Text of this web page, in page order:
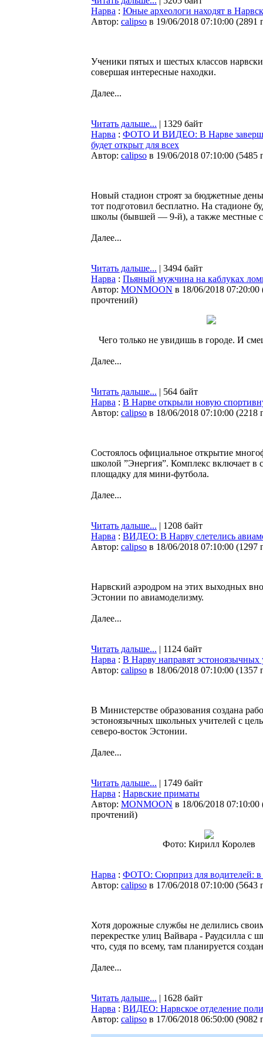
Нарва : Юные археологи находят в
Автор: calipso в 19/06/2018 07:10:00 (2891
Ученики пятых и шестых классов
совершая интересные находки.
Далее...
Читать дальше... | 1329 байт
Нарва : ФОТО И ВИДЕО: В Нарве
будет открыт для всех
Автор: calipso в 19/06/2018 07:10:00 (5485
Новый стадион строят за бюджетные
тот подготовил бесплатно. На стадионе
школы (бывшей — 9-й), а также местные
Далее...
Читать дальше... | 3494 байт
Нарва : Пьяный мужчина на каблуках
Автор: MONMOON в 18/06/2018 07:20:00
прочтений)
Чего только не увидишь в городе. И
Далее...
Читать дальше... | 564 байт
Нарва : В Нарве открыли новую
Автор: calipso в 18/06/2018 07:10:00 (2218
Состоялось официальное открытие
школой ”Энергия”. Комплекс включает в
площадку для мини-футбола.
Далее...
Читать дальше... | 1208 байт
Нарва : ВИДЕО: В Нарву слетелись
Автор: calipso в 18/06/2018 07:10:00 (1297
Нарвский аэродром на этих выходных
Эстонии по авиамоделизму.
Далее...
Читать дальше... | 1124 байт
Нарва : В Нарву направят эстоноязычных
Автор: calipso в 18/06/2018 07:10:00 (1357
В Министерстве образования создана
эстоноязычных школьных учителей с
северо-восток Эстонии.
Далее...
Читать дальше... | 1749 байт
Нарва : Нарвские приматы
Автор: MONMOON в 18/06/2018 07:10:00
прочтений)
Фото: Кирилл Королев
Нарва : ФОТО: Сюрприз для водителей: в
Автор: calipso в 17/06/2018 07:10:00 (5643
Хотя дорожные службы не делились
перекрестке улиц Вайвара - Раудсилла с
что, судя по всему, там планируется
Далее...
Читать дальше... | 1628 байт
Нарва : ВИДЕО: Нарвское отделение
Автор: calipso в 17/06/2018 06:50:00 (9082